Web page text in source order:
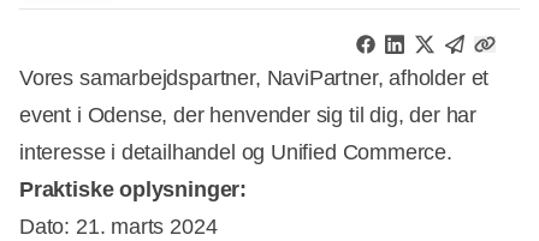
Vores samarbejdspartner, NaviPartner, afholder et
event i Odense, der henvender sig til dig, der har
interesse i detailhandel og Unified Commerce.
Praktiske oplysninger:
Dato: 21. marts 2024